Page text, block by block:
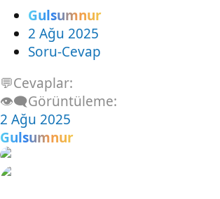
Gulsumnur
2 Ağu 2025
Soru-Cevap
💬Cevaplar
👁️‍🗨️Görüntüleme
2 Ağu 2025
Gulsumnur